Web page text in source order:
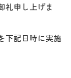
礼申し上げま
下記日時に実施